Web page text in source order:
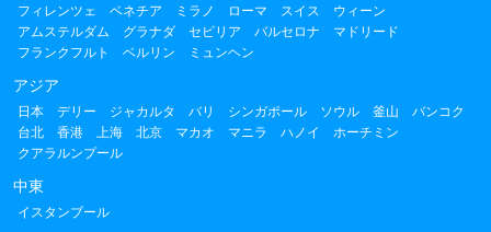
フィレンツェ
ベネチア ミラノ ローマ スイス
ウィーン
アムステルダム
グラナダ セビリア バルセロナ
マドリード
フランクフルト
ベルリン ミュンヘン
アジア
日本 デリー ジャカルタ バリ シンガポール ソウル 釜山
バンコク
台北
香港 上海 北京 マカオ マニラ ハノイ
ホーチミン
クアラルンプール
中東
イスタンブール